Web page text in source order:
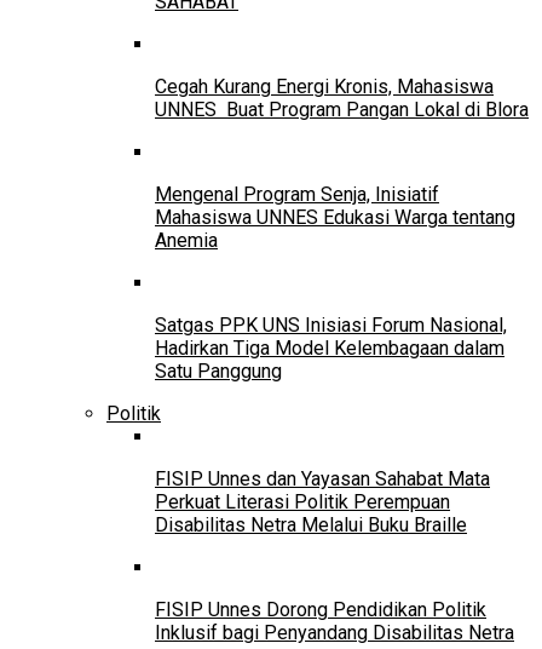
Cegah Kurang Energi Kronis, Mahasiswa
UNNES Buat Program Pangan Lokal di Blora
Mengenal Program Senja, Inisiatif
Mahasiswa UNNES Edukasi Warga tentang
Anemia
Satgas PPK UNS Inisiasi Forum Nasional,
Hadirkan Tiga Model Kelembagaan dalam
Satu Panggung
Politik
FISIP Unnes dan Yayasan Sahabat Mata
Perkuat Literasi Politik Perempuan
Disabilitas Netra Melalui Buku Braille
FISIP Unnes Dorong Pendidikan Politik
Inklusif bagi Penyandang Disabilitas Netra